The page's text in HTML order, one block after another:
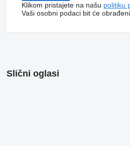
Klikom pristajete na našu politiku
Vaši osobni podaci bit će
Slični oglasi